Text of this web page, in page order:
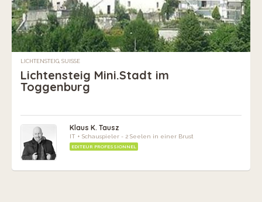
LICHTENSTEIG, SUISSE
Lichtensteig Mini.Stadt im
Toggenburg
Klaus K. Tausz
IT + Schauspieler - 2 Seelen in einer Brust
EDITEUR PROFESSIONNEL